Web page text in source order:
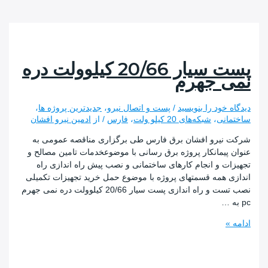
پست سیار 20/66 کیلوولت دره
جهرم
خود را بنویسید / پست و اتصال نیرو ،جدیدترین پروژه ها،
شبکه‌های 20 کیلو ولت ،فارس/ از ادمین نیرو افشان
افشان برق فارس طی برگزاری مناقصه عمومی به
پروژه برق رسانی با موضوعخدمات تامین مصالح و
و انجام کارهای ساختمانی و نصب پیش راه اندازی راه
همه قسمتهای پروژه با موضوع حمل خرید تجهیزات تکمیلی
نصب تست و راه اندازی پست سیار 20/66 کیلوولت دره نمی جهرم